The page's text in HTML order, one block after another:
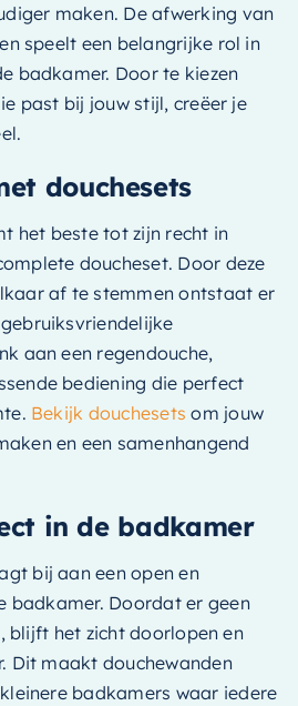
maken. De afwerking van
speelt een belangrijke rol in
badkamer. Door te kiezen
past bij jouw stijl, creëer je
douchesets
het beste tot zijn recht in
doucheset. Door deze
af te stemmen ontstaat er
aan een regendouche,
bediening die perfect
Bekijk douchesets om jouw
en een samenhangend
in de badkamer
bij aan een open en
badkamer. Doordat er geen
blijft het zicht doorlopen en
Dit maakt douchewanden
badkamers waar iedere